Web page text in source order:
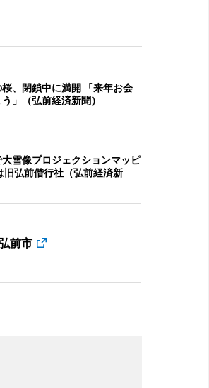
、閉鎖中に満開 「来年お会
」（弘前経済新聞）
雪像プロジェクションマッピ
旧弘前偕行社（弘前経済新
前市